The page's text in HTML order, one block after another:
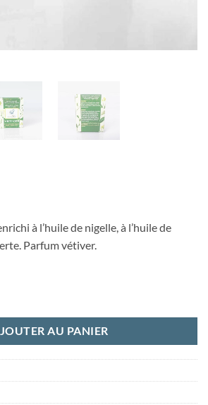
à l’huile de nigelle, à l’huile de
Parfum vétiver.
AU PANIER